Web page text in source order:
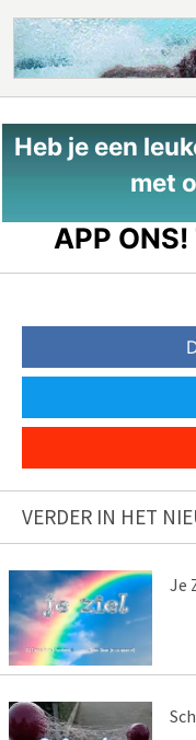
Heb je een
met
APP ONS!
VERDER IN HET
Je